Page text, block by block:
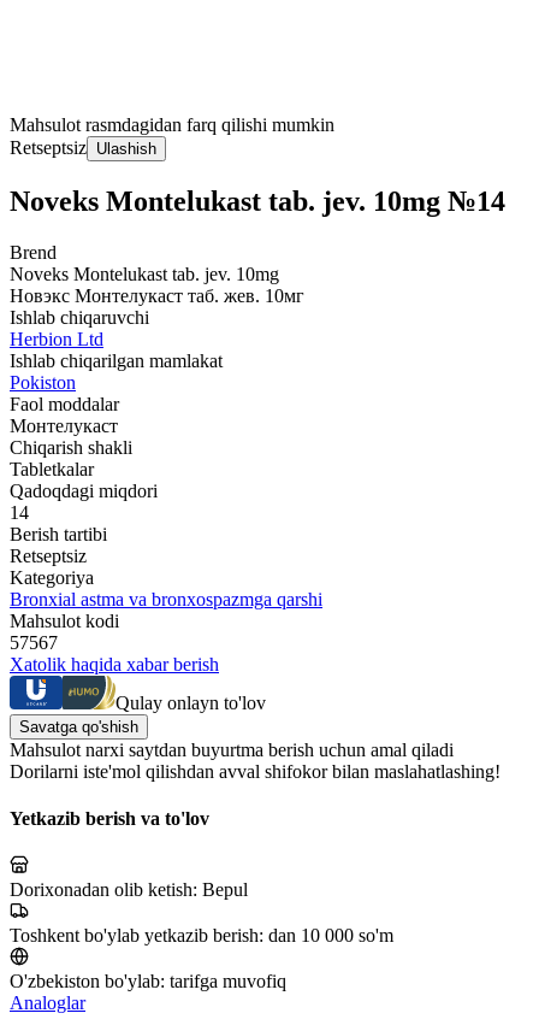
Mahsulot rasmdagidan farq qilishi mumkin
Retseptsiz Ulashish
Noveks Montelukast tab. jev. 10mg №14
Brend
Noveks Montelukast tab. jev. 10mg
Новэкс Монтелукаст таб. жев. 10мг
Ishlab chiqaruvchi
Herbion Ltd
Ishlab chiqarilgan mamlakat
Pokiston
Faol moddalar
Монтелукаст
Chiqarish shakli
Tabletkalar
Qadoqdagi miqdori
14
Berish tartibi
Retseptsiz
Kategoriya
Bronxial astma va bronxospazmga qarshi
Mahsulot kodi
57567
Xatolik haqida xabar berish
Qulay onlayn to'lov
Savatga qo'shish
Mahsulot narxi saytdan buyurtma berish uchun amal qiladi
Dorilarni iste'mol qilishdan avval shifokor bilan maslahatlashing!
Yetkazib berish va to'lov
Dorixonadan olib ketish: Bepul
Toshkent bo'ylab yetkazib berish: dan 10 000 so'm
O'zbekiston bo'ylab: tarifga muvofiq
Analoglar